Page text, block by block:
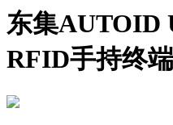
东集AUTOID
RFID手持终